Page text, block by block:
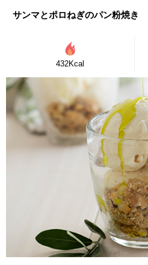
サンマとポロねぎのパン粉焼き
432Kcal